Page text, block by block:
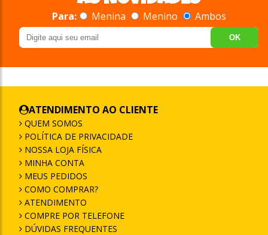
Para: Menina Menino Ambos
OK
ATENDIMENTO AO CLIENTE
QUEM SOMOS
POLÍTICA DE PRIVACIDADE
NOSSA LOJA FÍSICA
MINHA CONTA
MEUS PEDIDOS
COMO COMPRAR?
ATENDIMENTO
COMPRE POR TELEFONE
DÚVIDAS FREQUENTES